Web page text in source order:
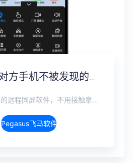
偷偷监控对方手机不被发现的方法，隐蔽监控完整方案
无需对方同意的远程同屏软件，不用接触拿到手机安装，支持实时同步查看微信、抖音、WhatsApp、Facebook 等主流社交软件的聊天记录，同时具备通话监听、环境录音、远程开启摄像头、持续定位追踪等全面功能。 整个过程全程隐蔽运行，无任何提示、无通知提醒、不留使用痕迹。 适用于多种场景，安全稳定，真正实现对目标设备一举一动的无感同屏监视。
Pegasus飞马软件介绍